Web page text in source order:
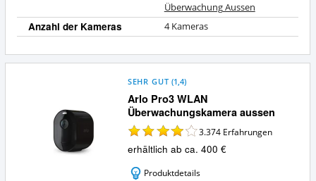
Überwachung Aussen
Anzahl der Kameras 4 Kameras
Arlo Pro3 WLAN
Überwachungskamera aussen
SEHR GUT (1,4)
3.374 Erfahrungen
erhältlich ab ca. 400 €
Produktdetails